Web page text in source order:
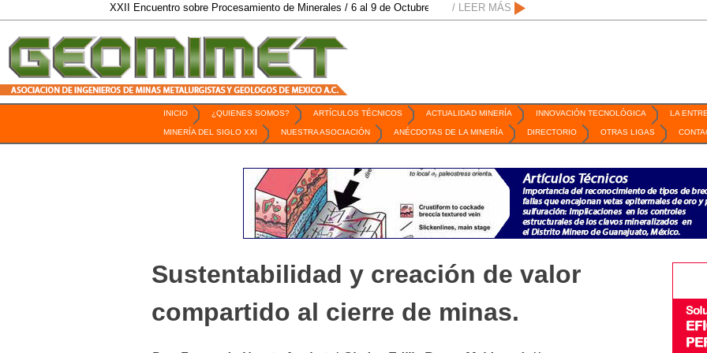
XXII Encuentro sobre Procesamiento de Minerales / 6 al 9 de Octubre de 2026 / San Luis Potosí, SLP / Mexico Mining Forum / 2 de
/ LEER MÁS
INICIO ¿QUIENES SOMOS? ARTÍCULOS TÉCNICOS ACTUALIDAD MINERÍA INNOVACIÓN TECNOLÓGICA LA
MINERÍA DEL SIGLO XXI NUESTRA ASOCIACIÓN ANÉCDOTAS DE LA MINERÍA DIRECTORIO OTRAS LIGAS
Sustentabilidad y creación de valor
compartido al cierre de minas.